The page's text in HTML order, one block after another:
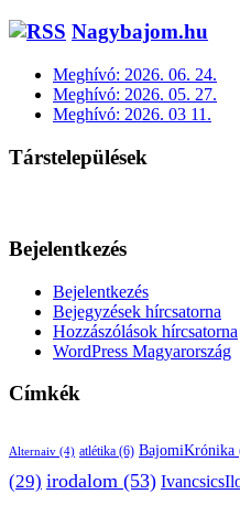
Nagybajom.hu
Meghívó: 2026. 06. 24.
Meghívó: 2026. 05. 27.
Meghívó: 2026. 03 11.
Társtelepülések
Bejelentkezés
Bejelentkezés
Bejegyzések hírcsatorna
Hozzászólások hírcsatorna
WordPress Magyarország
Címkék
Alternaiv (4) atlétika (6) BajomiKrónika
(29) irodalom (53)